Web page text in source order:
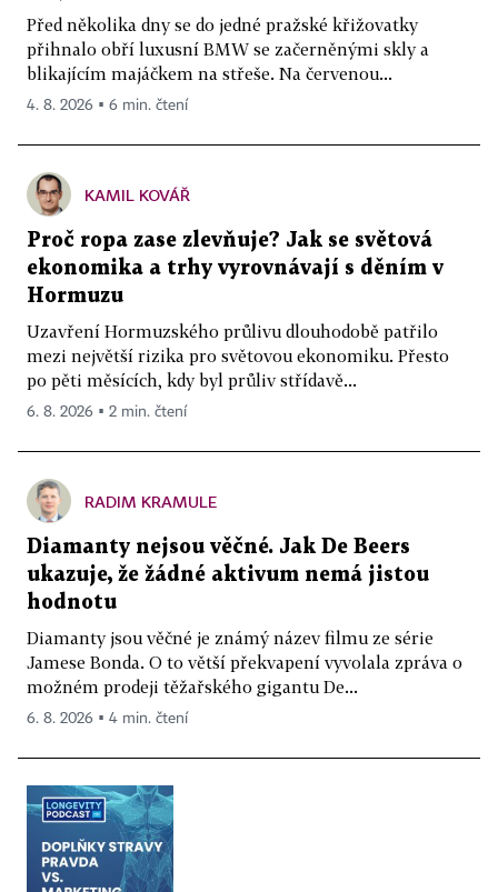
Před několika dny se do jedné pražské křižovatky
přihnalo obří luxusní BMW se začerněnými skly a
blikajícím majáčkem na střeše. Na červenou...
4. 8. 2026 ▪ 6 min. čtení
KAMIL KOVÁŘ
Proč ropa zase zlevňuje? Jak se světová
ekonomika a trhy vyrovnávají s děním v
Hormuzu
Uzavření Hormuzského průlivu dlouhodobě patřilo
mezi největší rizika pro světovou ekonomiku. Přesto
po pěti měsících, kdy byl průliv střídavě...
6. 8. 2026 ▪ 2 min. čtení
RADIM KRAMULE
Diamanty nejsou věčné. Jak De Beers
ukazuje, že žádné aktivum nemá jistou
hodnotu
Diamanty jsou věčné je známý název filmu ze série
Jamese Bonda. O to větší překvapení vyvolala zpráva o
možném prodeji těžařského gigantu De...
6. 8. 2026 ▪ 4 min. čtení